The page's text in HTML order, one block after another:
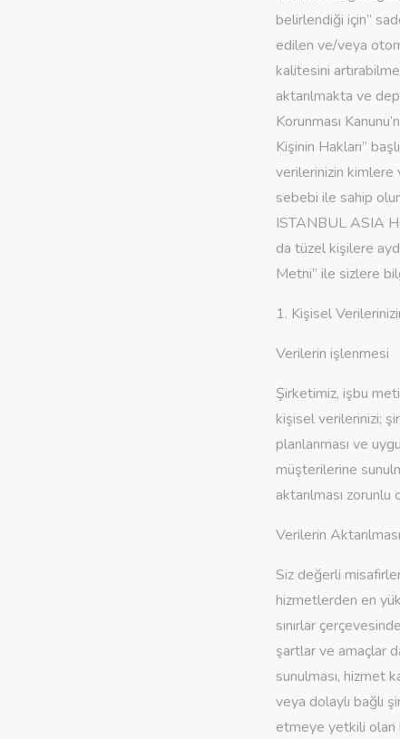
belirlendiği için”
edilen ve/veya
kalitesini
aktarılmakta ve
Korunması
Kişinin Hakları”
verilerinizin kimlere
sebebi ile sahip
ISTANBUL ASIA
da tüzel kişilere
Metni” ile sizlere
1. Kişisel
Verilerin işlenmesi
Şirketimiz, işbu
kişisel verilerinizi;
planlanması ve
müşterilerine
aktarılması zorunlu
Verilerin Aktarılması
Siz değerli
hizmetlerden en
sınırlar
şartlar ve amaçlar
sunulması, hizmet
veya dolaylı bağlı
etmeye yetkili olan